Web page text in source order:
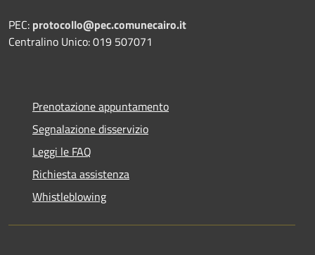
PEC: protocollo@pec.comunecairo.it
Centralino Unico: 019 507071
Prenotazione appuntamento
Segnalazione disservizio
Leggi le FAQ
Richiesta assistenza
Whistleblowing